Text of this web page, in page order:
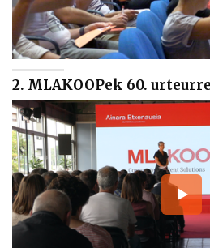
2. MLAKOOPek 60.